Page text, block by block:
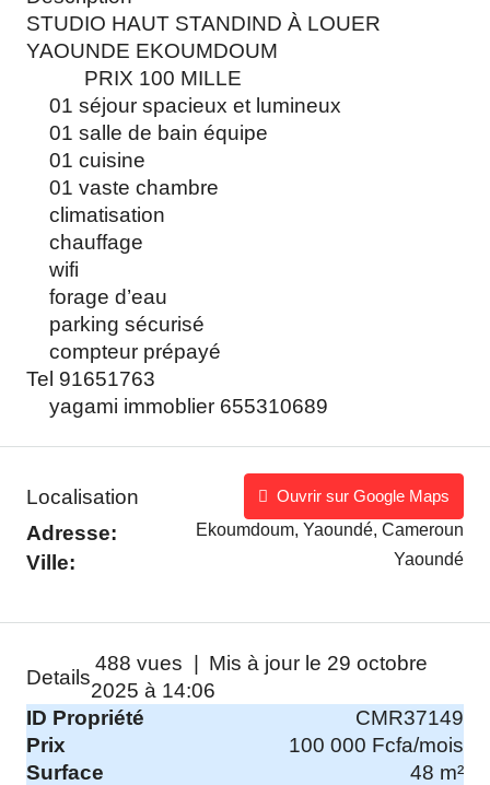
STUDIO HAUT STANDIND À LOUER
YAOUNDE EKOUMDOUM
PRIX 100 MILLE
01 séjour spacieux et lumineux
01 salle de bain équipe
01 cuisine
01 vaste chambre
climatisation
chauffage
wifi
forage d’eau
parking sécurisé
compteur prépayé
Tel 91651763
yagami immoblier 655310689
Localisation Ouvrir sur Google Maps
Adresse: Ekoumdoum, Yaoundé, Cameroun
Ville: Yaoundé
Details
488 vues |
Mis à jour le 29 octobre
2025 à 14:06
ID Propriété
CMR37149
Prix
100 000 Fcfa/mois
Surface
48 m²